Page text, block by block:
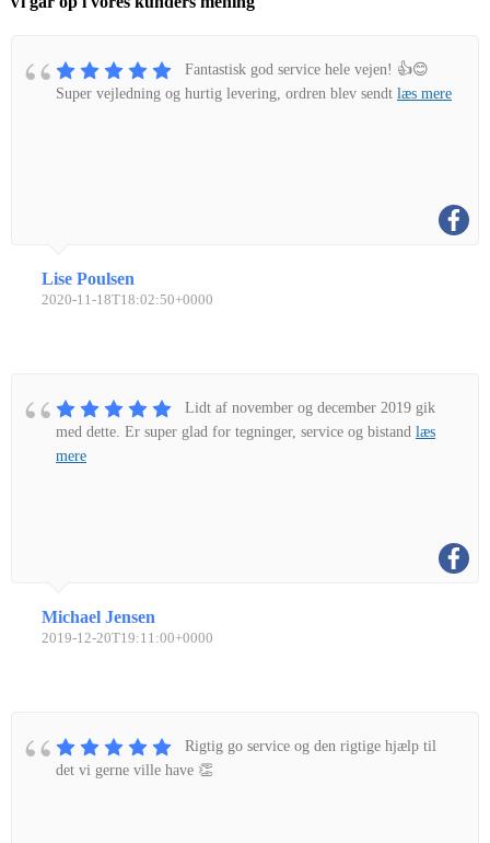
Fantastisk god service hele vejen! 👍😊
Super vejledning og hurtig levering, ordren blev sendt læs mere
Lise Poulsen
2020-11-18T18:02:50+0000
Lidt af november og december 2019 gik
med dette. Er super glad for tegninger, service og bistand læs
mere
Michael Jensen
2019-12-20T19:11:00+0000
Rigtig go service og den rigtige hjælp til
det vi gerne ville have 👏